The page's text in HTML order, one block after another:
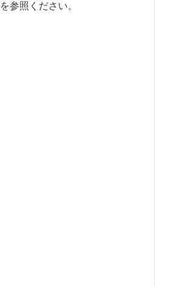
参照ください。